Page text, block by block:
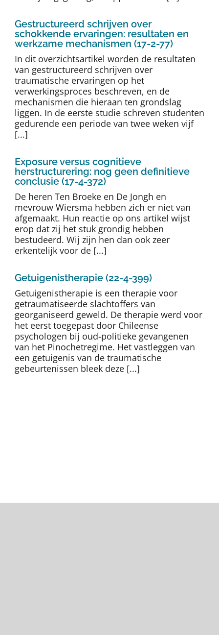
Gestructureerd schrijven over
schokkende ervaringen: resultaten en
werkzame mechanismen (17-2-77)
In dit overzichtsartikel worden de resultaten
van gestructureerd schrijven over
traumatische ervaringen op het
verwerkingsproces beschreven, en de
mechanismen die hieraan ten grondslag
liggen. In de eerste studie schreven studenten
gedurende een periode van twee weken vijf
[...]
Exposure versus cognitieve
herstructurering: nog geen definitieve
conclusie (17-4-372)
De heren Ten Broeke en De Jongh en
mevrouw Wiersma hebben zich er niet van
afgemaakt. Hun reactie op ons artikel wijst
erop dat zij het stuk grondig hebben
bestudeerd. Wij zijn hen dan ook zeer
erkentelijk voor de [...]
Getuigenistherapie (22-4-399)
Getuigenistherapie is een therapie voor
getraumatiseerde slachtoffers van
georganiseerd geweld. De therapie werd voor
het eerst toegepast door Chileense
psychologen bij oud-politieke gevangenen
van het Pinochetregime. Het vastleggen van
een getuigenis van de traumatische
gebeurtenissen bleek deze [...]